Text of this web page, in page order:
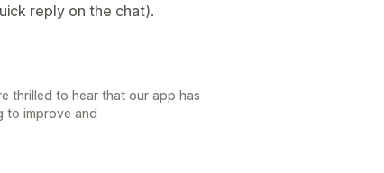
reply on the chat).
thrilled to hear that our app has
to improve and